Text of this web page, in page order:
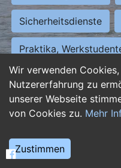
Wir verwenden
Nutzererfahrung zu
unserer Webseite
von Cookies zu. Mehr
Zustimmen
Sicherheitsdienste
Praktika,
Personalwesen
Hilfskräfte, Aushilfs-
Weiterbildung,